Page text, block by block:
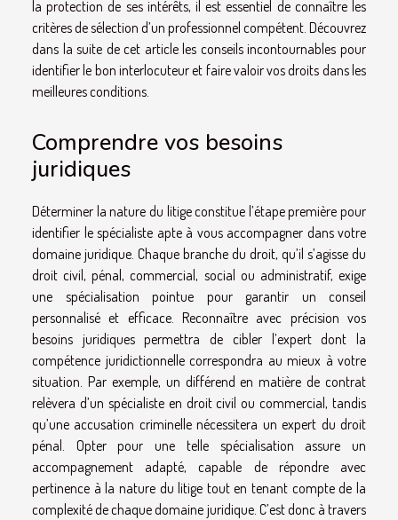
la protection de ses intérêts, il est essentiel de connaître les
critères de sélection d’un professionnel compétent. Découvrez
dans la suite de cet article les conseils incontournables pour
identifier le bon interlocuteur et faire valoir vos droits dans les
meilleures conditions.
Comprendre vos besoins
juridiques
Déterminer la nature du litige constitue l’étape première pour
identifier le spécialiste apte à vous accompagner dans votre
domaine juridique. Chaque branche du droit, qu’il s’agisse du
droit civil, pénal, commercial, social ou administratif, exige
une spécialisation pointue pour garantir un conseil
personnalisé et efficace. Reconnaître avec précision vos
besoins juridiques permettra de cibler l’expert dont la
compétence juridictionnelle correspondra au mieux à votre
situation. Par exemple, un différend en matière de contrat
relèvera d’un spécialiste en droit civil ou commercial, tandis
qu’une accusation criminelle nécessitera un expert du droit
pénal. Opter pour une telle spécialisation assure un
accompagnement adapté, capable de répondre avec
pertinence à la nature du litige tout en tenant compte de la
complexité de chaque domaine juridique. C’est donc à travers